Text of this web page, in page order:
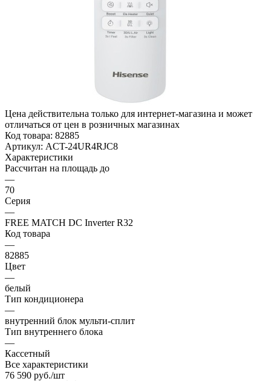
Цена действительна только для интернет-магазина и может
отличаться от цен в розничных магазинах
Код товара: 82885
Артикул: ACT-24UR4RJC8
Характеристики
Рассчитан на площадь до
—
70
Серия
—
FREE MATCH DC Inverter R32
Код товара
—
82885
Цвет
—
белый
Тип кондиционера
—
внутренний блок мульти-сплит
Тип внутреннего блока
—
Кассетный
Все характеристики
76 590 руб./шт